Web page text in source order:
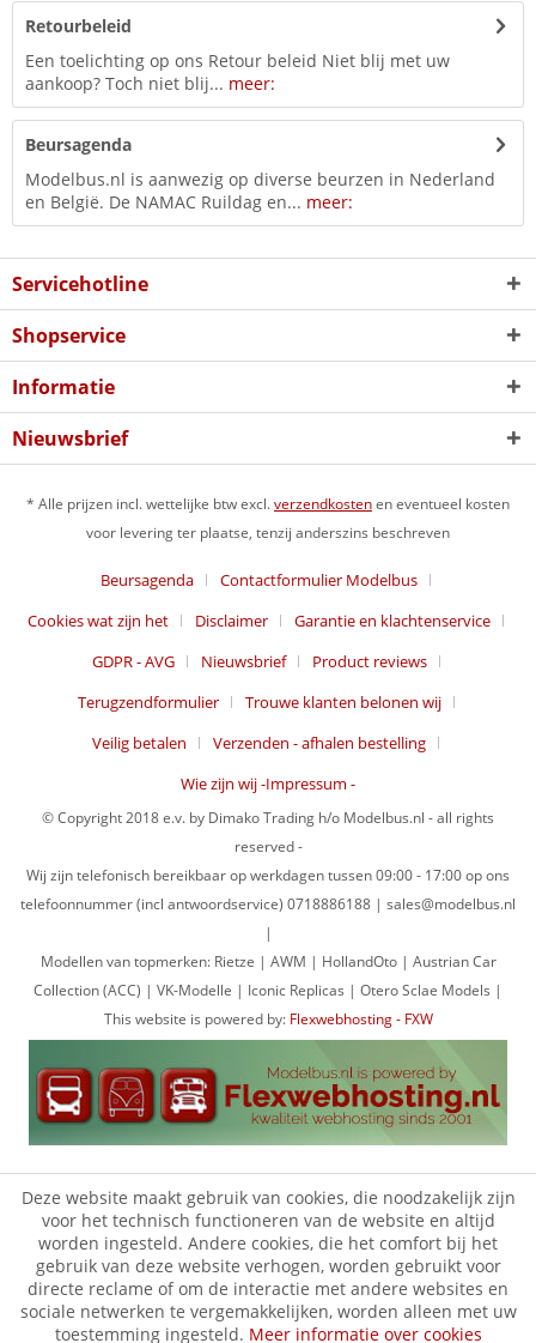
Retourbeleid
Een toelichting op ons Retour beleid Niet blij met uw
aankoop? Toch niet blij... meer:
Beursagenda
Modelbus.nl is aanwezig op diverse beurzen in Nederland
en België. De NAMAC Ruildag en... meer:
Servicehotline
Shopservice
Informatie
Nieuwsbrief
* Alle prijzen incl. wettelijke btw excl.verzendkostenen eventueel kosten
voor levering ter plaatse, tenzij anderszins beschreven
Beursagenda
Contactformulier Modelbus
Cookies wat zijn het
Disclaimer
Garantie en klachtenservice
GDPR - AVG
Nieuwsbrief
Product reviews
Terugzendformulier
Trouwe klanten belonen wij
Veilig betalen
Verzenden - afhalen bestelling
Wie zijn wij -Impressum -
© Copyright 2018 e.v. by Dimako Trading h/o Modelbus.nl - all rights
reserved -
Wij zijn telefonisch bereikbaar op werkdagen tussen 09:00 - 17:00 op ons
telefoonnummer (incl antwoordservice) 0718886188 | sales@modelbus.nl
|
Modellen van topmerken: Rietze | AWM | HollandOto | Austrian Car
Collection (ACC) | VK-Modelle | Iconic Replicas | Otero Sclae Models |
This website is powered by: Flexwebhosting - FXW
Deze website maakt gebruik van cookies, die noodzakelijk zijn
voor het technisch functioneren van de website en altijd
worden ingesteld. Andere cookies, die het comfort bij het
gebruik van deze website verhogen, worden gebruikt voor
directe reclame of om de interactie met andere websites en
sociale netwerken te vergemakkelijken, worden alleen met uw
toestemming ingesteld. Meer informatie over cookies